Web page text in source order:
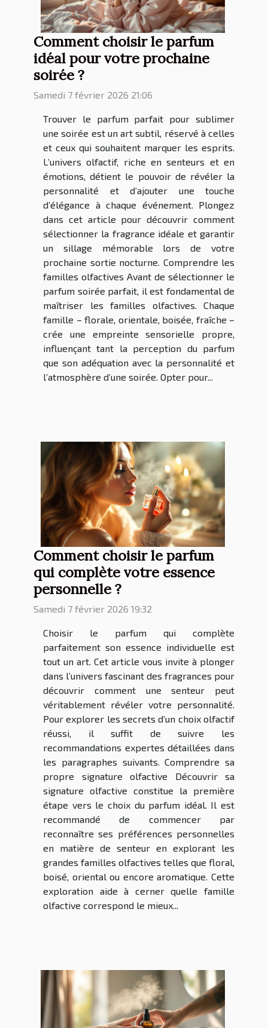
Comment choisir le parfum
idéal pour votre prochaine
soirée ?
Samedi 7 février 2026 21:06
Trouver le parfum parfait pour sublimer
une soirée est un art subtil, réservé à celles
et ceux qui souhaitent marquer les esprits.
L’univers olfactif, riche en senteurs et en
émotions, détient le pouvoir de révéler la
personnalité et d’ajouter une touche
d’élégance à chaque événement. Plongez
dans cet article pour découvrir comment
sélectionner la fragrance idéale et garantir
un sillage mémorable lors de votre
prochaine sortie nocturne. Comprendre les
familles olfactives Avant de sélectionner le
parfum soirée parfait, il est fondamental de
maîtriser les familles olfactives. Chaque
famille – florale, orientale, boisée, fraîche –
crée une empreinte sensorielle propre,
influençant tant la perception du parfum
que son adéquation avec la personnalité et
l’atmosphère d’une soirée. Opter pour...
Comment choisir le parfum
qui complète votre essence
personnelle ?
Samedi 7 février 2026 19:32
Choisir le parfum qui complète
parfaitement son essence individuelle est
tout un art. Cet article vous invite à plonger
dans l’univers fascinant des fragrances pour
découvrir comment une senteur peut
véritablement révéler votre personnalité.
Pour explorer les secrets d’un choix olfactif
réussi, il suffit de suivre les
recommandations expertes détaillées dans
les paragraphes suivants. Comprendre sa
propre signature olfactive Découvrir sa
signature olfactive constitue la première
étape vers le choix du parfum idéal. Il est
recommandé de commencer par
reconnaître ses préférences personnelles
en matière de senteur en explorant les
grandes familles olfactives telles que floral,
boisé, oriental ou encore aromatique. Cette
exploration aide à cerner quelle famille
olfactive correspond le mieux...